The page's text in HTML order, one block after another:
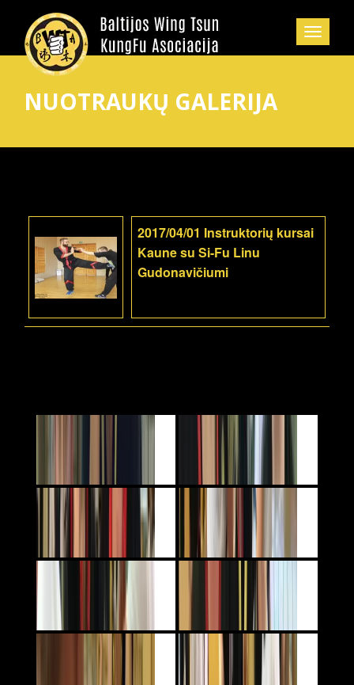
NUOTRAUKŲ GALERIJA
2017/04/01 Instruktorių kursai
Kaune su Si-Fu Linu
Gudonavičiumi